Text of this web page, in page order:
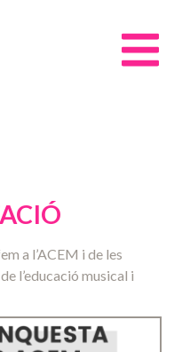
a l’ACEM i de les
l’educació musical i